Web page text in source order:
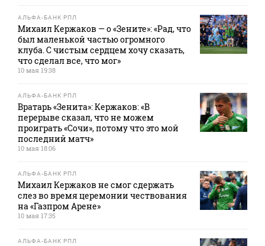
АЛЬФА-БАНК РПЛ
Михаил Кержаков — о «Зените»: «Рад, что
был маленькой частью огромного
клуба. С чистым сердцем хочу сказать,
что сделал все, что мог»
10 мая 19:38
АЛЬФА-БАНК РПЛ
Вратарь «Зенита»: Кержаков: «В
перерыве сказал, что не можем
проиграть «Сочи», потому что это мой
последний матч»
10 мая 18:06
АЛЬФА-БАНК РПЛ
Михаил Кержаков не смог сдержать
слез во время церемонии чествования
на «Газпром Арене»
10 мая 17:35
АЛЬФА-БАНК РПЛ